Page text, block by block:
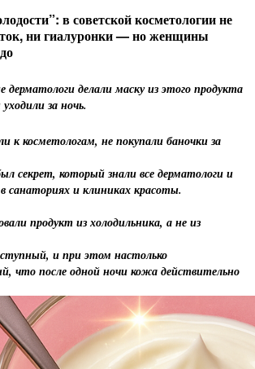
в советской косметологии не
ни гиалуронки — но женщины
дерматологи делали маску из этого продукта
за ночь.
к косметологам, не покупали баночки за
секрет, который знали все дерматологи и
санаториях и клиниках красоты.
продукт из холодильника, а не из
и при этом настолько
что после одной ночи кожа действительно